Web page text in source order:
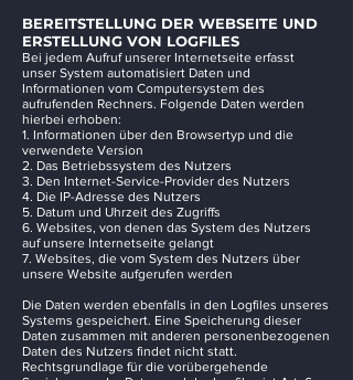
BEREITSTELLUNG DER WEBSEITE UND
ERSTELLUNG VON LOGFILES
Bei jedem Aufruf unserer Internetseite erfasst
unser System automatisiert Daten und
Informationen vom Computersystem des
aufrufenden Rechners. Folgende Daten werden
hierbei erhoben:
1. Informationen über den Browsertyp und die
verwendete Version
2. Das Betriebssystem des Nutzers
3. Den Internet-Service-Provider des Nutzers
4. Die IP-Adresse des Nutzers
5. Datum und Uhrzeit des Zugriffs
6. Websites, von denen das System des Nutzers
auf unsere Internetseite gelangt
7. Websites, die vom System des Nutzers über
unsere Website aufgerufen werden
Die Daten werden ebenfalls in den Logfiles unseres
Systems gespeichert. Eine Speicherung dieser
Daten zusammen mit anderen personenbezogenen
Daten des Nutzers findet nicht statt.
Rechtsgrundlage für die vorübergehende